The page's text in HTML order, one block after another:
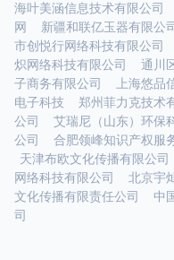
海叶美涵信息技术有限公司
网
新疆和联亿玉器有限公
市创悦行网络科技有限公司
炽网络科技有限公司
通川
子商务有限公司
上海悠品
电子科技
郑州菲力克技术
公司
艾瑞尼（山东）环保
公司
合肥领峰知识产权服
天津布欧文化传播有限公司
网络科技有限公司
北京宇
文化传播有限责任公司
中
司